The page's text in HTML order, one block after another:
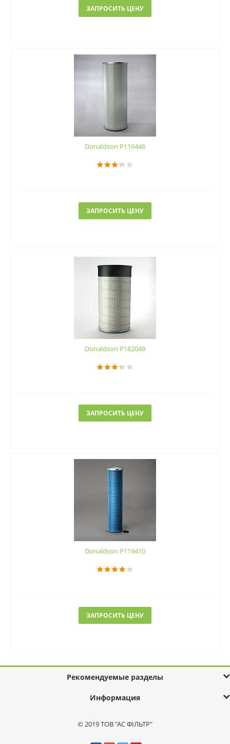
ЗАПРОСИТЬ ЦЕНУ
Donaldson P116446
ЗАПРОСИТЬ ЦЕНУ
Donaldson P182049
ЗАПРОСИТЬ ЦЕНУ
Donaldson P119410
ЗАПРОСИТЬ ЦЕНУ
Рекомендуемые разделы
Информация
© 2019 ТОВ "АС ФІЛЬТР"